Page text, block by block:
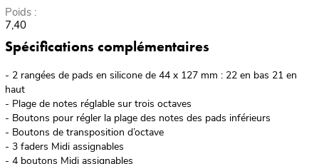
Poids :
7,40
Spécifications complémentaires
- 2 rangées de pads en silicone de 44 x 127 mm : 22 en bas 21 en
haut
- Plage de notes réglable sur trois octaves
- Boutons pour régler la plage des notes des pads inférieurs
- Boutons de transposition d’octave
- 3 faders Midi assignables
- 4 boutons Midi assignables